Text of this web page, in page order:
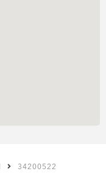
34200522